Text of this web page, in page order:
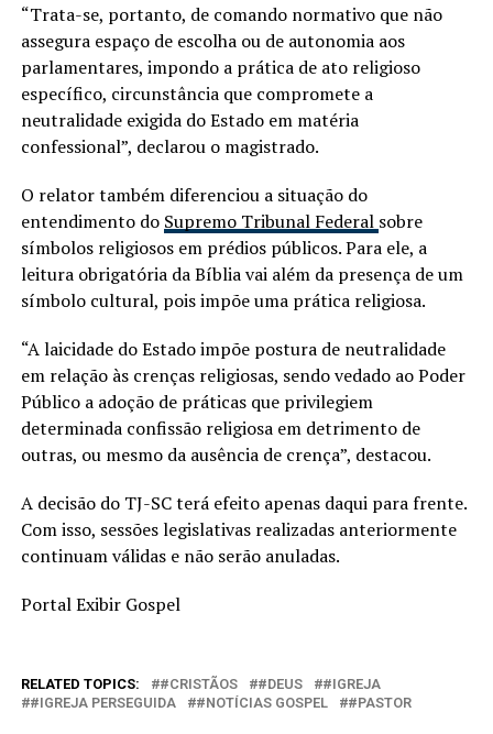
“Trata-se, portanto, de comando normativo que não
assegura espaço de escolha ou de autonomia aos
parlamentares, impondo a prática de ato religioso
específico, circunstância que compromete a
neutralidade exigida do Estado em matéria
confessional”, declarou o magistrado.
O relator também diferenciou a situação do
entendimento do Supremo Tribunal Federal sobre
símbolos religiosos em prédios públicos. Para ele, a
leitura obrigatória da Bíblia vai além da presença de um
símbolo cultural, pois impõe uma prática religiosa.
“A laicidade do Estado impõe postura de neutralidade
em relação às crenças religiosas, sendo vedado ao Poder
Público a adoção de práticas que privilegiem
determinada confissão religiosa em detrimento de
outras, ou mesmo da ausência de crença”, destacou.
A decisão do TJ-SC terá efeito apenas daqui para frente.
Com isso, sessões legislativas realizadas anteriormente
continuam válidas e não serão anuladas.
Portal Exibir Gospel
RELATED TOPICS: #CRISTÃOS #DEUS
#IGREJA
#IGREJA PERSEGUIDA
#NOTÍCIAS GOSPEL #PASTOR